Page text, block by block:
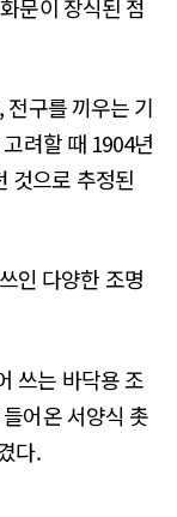
문이 장식된 점
구를 끼우는 기
려할 때 1904년
것으로 추정된
인 다양한 조명
쓰는 바닥용 조
어온 서양식 촛
다.